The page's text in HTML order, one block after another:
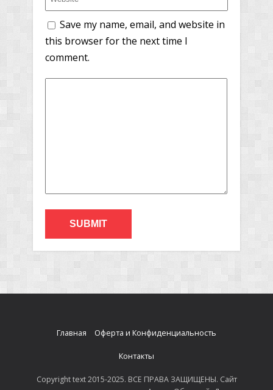
Save my name, email, and website in
this browser for the next time I
comment.
Главная Оферта и Конфиденциальность
Контакты
Copyright text 2015-2025. ВСЕ ПРАВА ЗАЩИЩЕНЫ. Сайт